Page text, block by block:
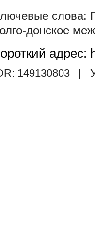
донское
адрес:
149130803 |